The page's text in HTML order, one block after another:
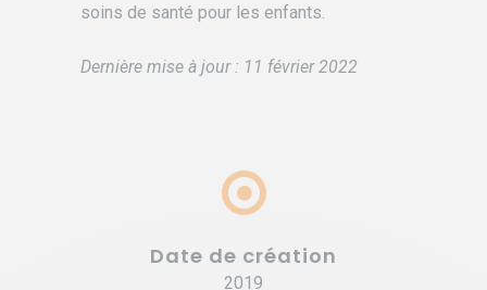
soins de santé pour les enfants.
Dernière mise à jour : 11 février 2022
Date de création
2019